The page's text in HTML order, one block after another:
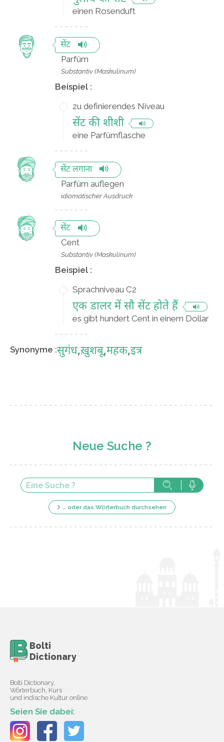
einen Rosenduft
सेंट
Parfüm
Substantiv (Maskulinum)
Beispiel :
zu definierendes Niveau
सेंट की शीशी
eine Parfümflasche
सेंट लगाना
Parfüm auflegen
idiomatischer Ausdruck
सेंट
Cent
Substantiv (Maskulinum)
Beispiel :
Sprachniveau C2
एक डालर में सौ सेंट होते हैं
es gibt hundert Cent in einem Dollar
Synonyme :सुगंध,ख़ुशबू,महक,इत्र
Neue Suche ?
… oder das Wörterbuch durchsehen
Bolti
Dictionary
Bolti Dictionary,
Wörterbuch, Kurs
und indische Kultur online
Seien Sie dabei: